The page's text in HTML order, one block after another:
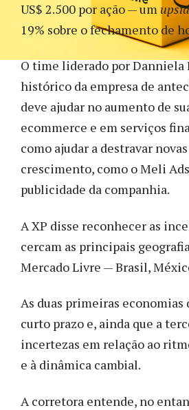
US$ 2.500 por ação — um
19% sobre o fechamento de
O time liderado por Danniela
histórico da empresa de
deve ajudar no aumento de
ecommerce e em serviços
como ajudar a destravar
crescimento, como o Meli
publicidade da companhia.
A XP disse reconhecer as
cercam as principais
Mercado Livre — Brasil,
As duas primeiras economias
curto prazo e, ainda que a
incertezas em relação ao
e à dinâmica cambial.
A corretora entende, no